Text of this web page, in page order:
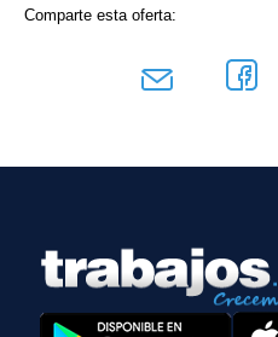
Comparte esta oferta: